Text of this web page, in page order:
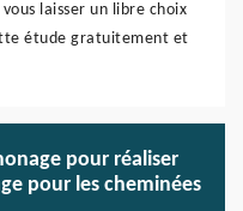
laisser un libre choix
étude gratuitement et
pour réaliser
pour les cheminées